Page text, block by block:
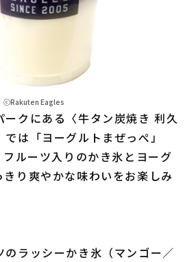
ⓒRakuten Eagles
クにある〈牛タン炭焼き 利久
では「ヨーグルトまぜっぺ」
フルーツ入りのかき氷とヨーグ
り爽やかな味わいをお楽しみ
ラッシーかき氷（マンゴー／